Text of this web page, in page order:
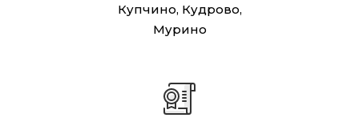
Купчино, Кудрово,
Мурино